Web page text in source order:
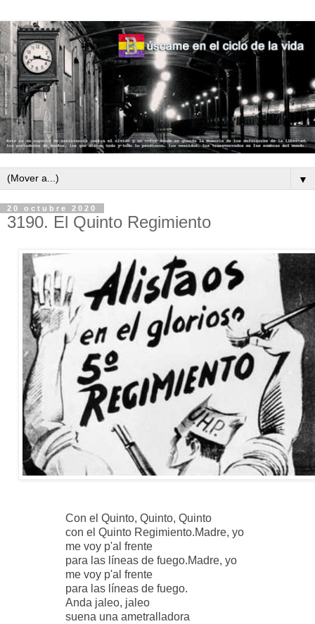
▼
20 octubre 2020
3190. El Quinto Regimiento
Con el Quinto, Quinto, Quinto
con el Quinto Regimiento.Madre, yo
me voy p'al frente
para las líneas de fuego.Madre, yo
me voy p'al frente
para las líneas de fuego.
Anda jaleo, jaleo
suena una ametralladora